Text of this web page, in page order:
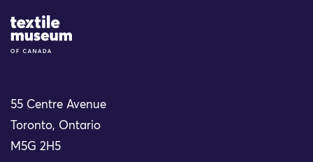
Site Logo
55 Centre Avenue
Toronto, Ontario
M5G 2H5